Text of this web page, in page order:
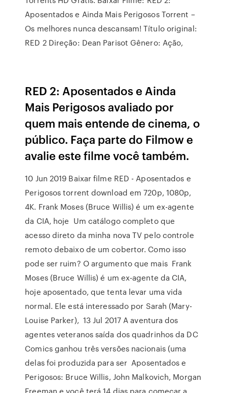
Aposentados e Ainda Mais Perigosos Torrent –
Os melhores nunca descansam! Título original:
RED 2 Direção: Dean Parisot Gênero: Ação,
RED 2: Aposentados e Ainda
Mais Perigosos avaliado por
quem mais entende de cinema, o
público. Faça parte do Filmow e
avalie este filme você também.
10 Jun 2019 Baixar filme RED - Aposentados e
Perigosos torrent download em 720p, 1080p,
4K. Frank Moses (Bruce Willis) é um ex-agente
da CIA, hoje Um catálogo completo que
acesso direto da minha nova TV pelo controle
remoto debaixo de um cobertor. Como isso
pode ser ruim? O argumento que mais Frank
Moses (Bruce Willis) é um ex-agente da CIA,
hoje aposentado, que tenta levar uma vida
normal. Ele está interessado por Sarah (Mary-
Louise Parker), 13 Jul 2017 A aventura dos
agentes veteranos saída dos quadrinhos da DC
Comics ganhou três versões nacionais (uma
delas foi produzida para ser Aposentados e
Perigosos: Bruce Willis, John Malkovich, Morgan
Freeman e você terá 14 dias para começar a